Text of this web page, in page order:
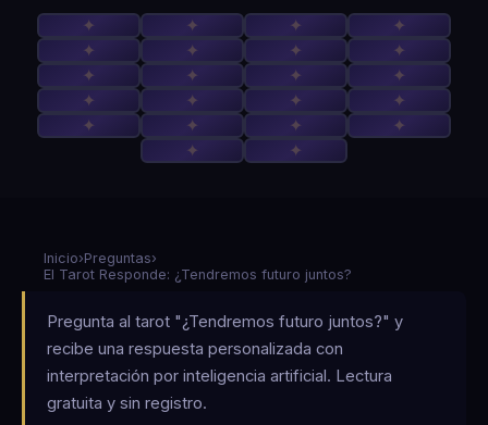
✦ ✦ ✦
✦
✦
✦ ✦
✦
✦
✦ ✦
✦
✦
✦ ✦
✦
✦
✦ ✦
✦
✦
✦
Inicio›Preguntas›
El Tarot Responde: ¿Tendremos futuro juntos?
Pregunta al tarot "¿Tendremos futuro juntos?" y
recibe una respuesta personalizada con
interpretación por inteligencia artificial. Lectura
gratuita y sin registro.